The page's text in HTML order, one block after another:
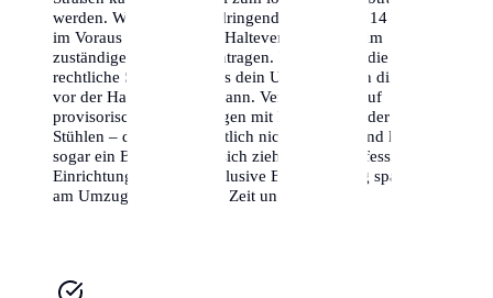
werden. Wir empfehlen dringend, mindestens 14 Tage
im Voraus eine offizielle Halteverbotszone beim
zuständigen Amt zu beantragen. Dies gibt dir die
rechtliche Sicherheit, dass dein Umzugswagen direkt
vor der Haustür parken kann. Vertraue nicht auf
provisorische Absperrungen mit Flatterband oder
Stühlen – diese sind rechtlich nicht bindend und können
sogar ein Bußgeld nach sich ziehen. Eine professionelle
Einrichtung der Zone inklusive Beschilderung spart dir
am Umzugstag wertvolle Zeit und Nerven.